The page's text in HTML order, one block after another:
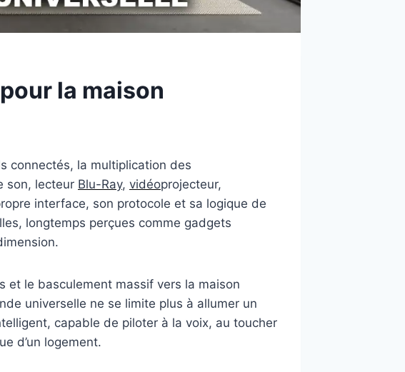
la maison
connectés, la multiplication des
son, lecteur Blu-Ray, vidéoprojecteur,
interface, son protocole et sa logique de
longtemps perçues comme gadgets
et le basculement massif vers la maison
universelle ne se limite plus à allumer un
capable de piloter à la voix, au toucher
d’un logement.